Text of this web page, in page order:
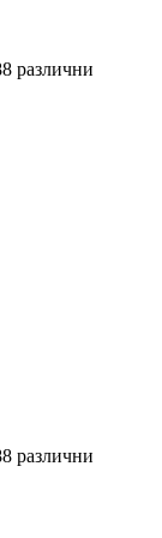
различни
различни